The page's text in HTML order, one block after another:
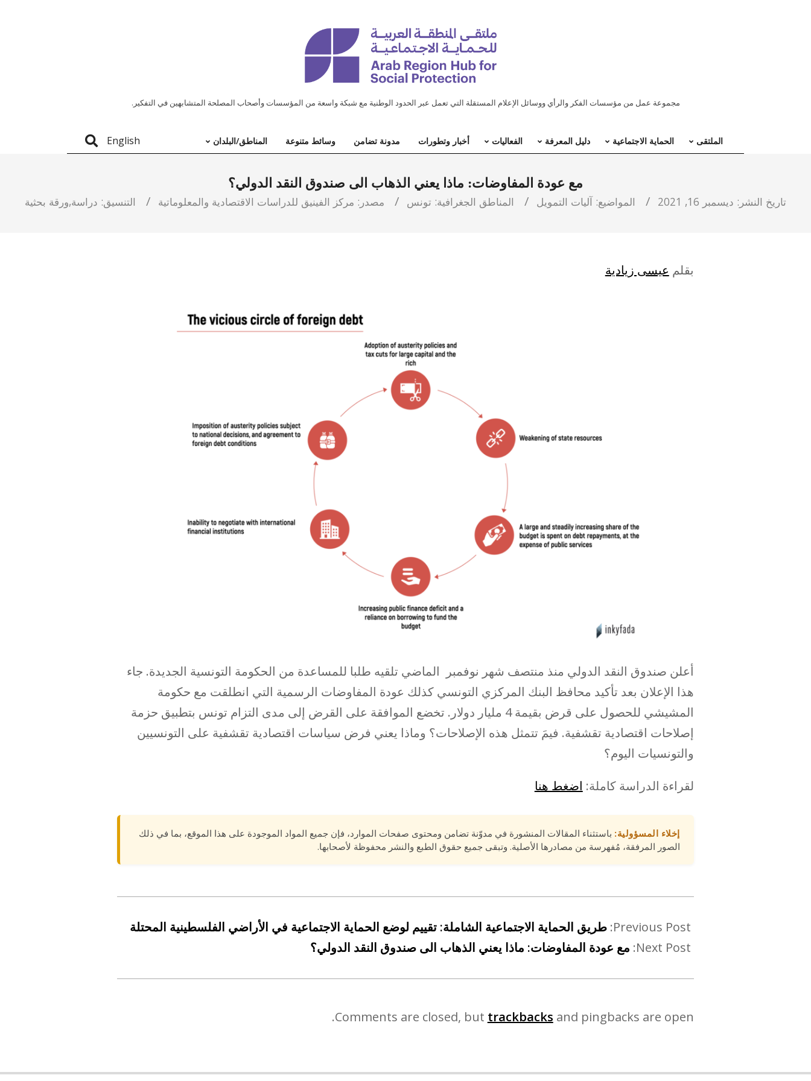
المنطقة
للحماية
مجموعة عمل من مؤسسات الفكر والرأي ووسائل الإعلام المستقلة التي تعمل عبر الحدود الوطنية مع شبكة واسعة من المؤسسات وأصحاب المصلحة المتشابهين في التفكير.
الملتقى الحماية الاجتماعية دليل المعرفة الفعاليات أخبار وتطورات مدونة تضامن وسائط متنوعة المناطق/البلدان English
مع عودة المفاوضات: ماذا يعني الذهاب الى صندوق النقد الدولي؟
تاريخ النشر: ديسمبر 16, 2021 المواضيع: آليات التمويل المناطق الجغرافية: تونس مصدر: مركز الفينيق للدراسات الاقتصادية والمعلوماتية التنسيق: دراسة,ورقة بحثية
بقلم عيسى زيادية
أعلن صندوق النقد الدولي منذ منتصف شهر نوفمبر الماضي تلقيه طلبا للمساعدة من الحكومة التونسية الجديدة. جاء
هذا الإعلان بعد تأكيد محافظ البنك المركزي التونسي كذلك عودة المفاوضات الرسمية التي انطلقت مع حكومة
المشيشي للحصول على قرض بقيمة 4 مليار دولار. تخضع الموافقة على القرض إلى مدى التزام تونس بتطبيق حزمة
إصلاحات اقتصادية تقشفية. فيمَ تتمثل هذه الإصلاحات؟ وماذا يعني فرض سياسات اقتصادية تقشفية على التونسيين
والتونسيات اليوم؟
لقراءة الدراسة كاملة: اضغط هنا
إخلاء المسؤولية: باستثناء المقالات المنشورة في مدوّنة تضامن ومحتوى صفحات الموارد، فإن جميع المواد الموجودة على هذا الموقع، بما في ذلك
الصور المرفقة، مُفهرسة من مصادرها الأصلية. وتبقى جميع حقوق الطبع والنشر محفوظة لأصحابها.
Previous Post: طريق الحماية الاجتماعية الشاملة: تقييم لوضع الحماية الاجتماعية في الأراضي الفلسطينية المحتلة
Next Post: مع عودة المفاوضات: ماذا يعني الذهاب الى صندوق النقد الدولي؟
Comments are closed, but trackbacks and pingbacks are open.